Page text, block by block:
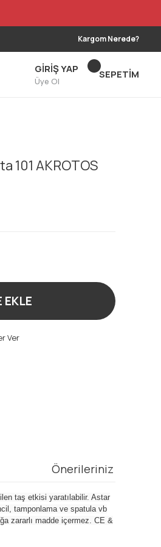
Kargom Nerede?
GİRİŞ YAP
Üye Ol
SEPETİM
101 AKROTOS
EKLE
Ver
Önerileriniz
taş etkisi yaratılabilir. Astar
tamponlama ve spatula vb
zararlı madde içermez. CE &